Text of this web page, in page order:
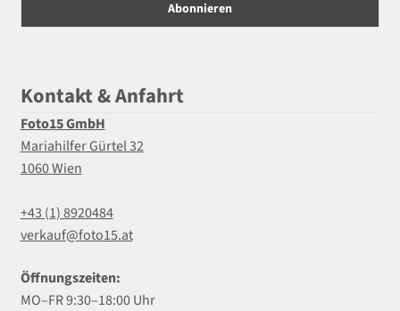
Kontakt & Anfahrt
Foto15 GmbH
Mariahilfer Gürtel 32
1060 Wien
+43 (1) 8920484
verkauf@foto15.at
Öffnungszeiten:
MO–FR 9:30–18:00 Uhr